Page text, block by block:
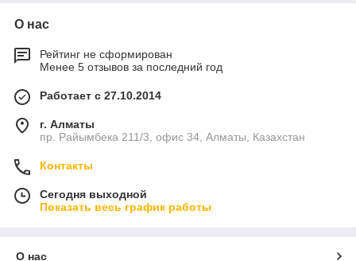
О нас
Рейтинг не сформирован
Менее 5 отзывов за последний год
Работает с 27.10.2014
г. Алматы
пр. Райымбека 211/3, офис 34, Алматы, Казахстан
Контакты
Сегодня выходной
Показать весь график работы
О нас